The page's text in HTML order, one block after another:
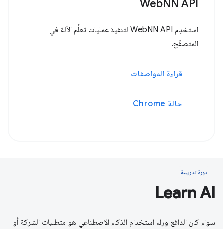
WebNN API
استخدِم WebNN API لتنفيذ عمليات تعلُّم الآلة في
المتصفّح.
قراءة المواصفات
حالة Chrome
دورة تدريبية
Learn AI
سواء كان الدافع وراء استخدام الذكاء الاصطناعي هو متطلبات الشركة أو